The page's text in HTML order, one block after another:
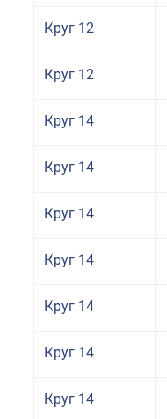
Круг 12
Круг 12
Круг 14
Круг 14
Круг 14
Круг 14
Круг 14
Круг 14
Круг 14